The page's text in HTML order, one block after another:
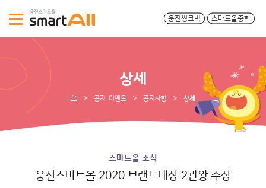
웅진씽크빅 스마트올중학
상세
공지·이벤트 공지사항 상세
스마트올 소식
웅진스마트올 2020 브랜드대상 2관왕 수상